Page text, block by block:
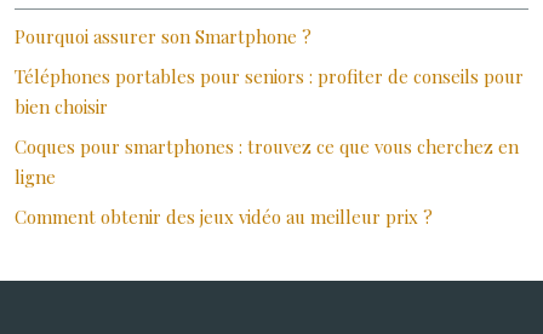
Pourquoi assurer son Smartphone ?
Téléphones portables pour seniors : profiter de conseils pour
bien choisir
Coques pour smartphones : trouvez ce que vous cherchez en
ligne
Comment obtenir des jeux vidéo au meilleur prix ?